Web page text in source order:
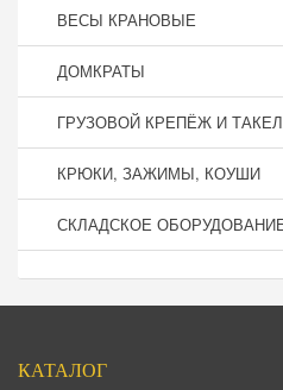
ВЕСЫ КРАНОВЫЕ
ДОМКРАТЫ
ГРУЗОВОЙ КРЕПЁЖ И
КРЮКИ, ЗАЖИМЫ, КОУШИ
СКЛАДСКОЕ
КАТАЛОГ